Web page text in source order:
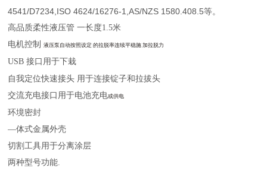
4541/D7234,ISO 4624/16276-1,AS/NZS 1580.408.5等。
高品质柔性液压管一长度1.5米
电机控制液压泵自动按照设定 的拉脱率连续平稳施 加拉脱力
USB接口 用于下栽
自我定位快速接头 用于连接锭子和拉拔头
交流充电接口 用于电池充电或供电
环境密封
—体式金属外壳
切割工具用于分离涂层
两种型号功能.